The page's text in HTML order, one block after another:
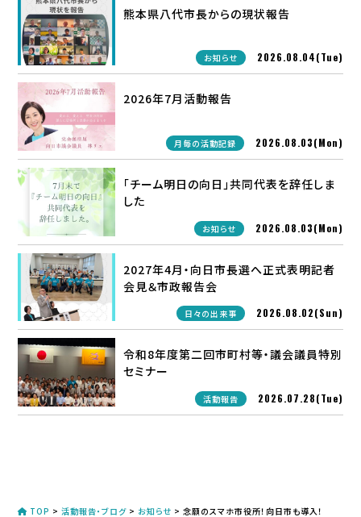
熊本県八代市長からの現状報告
お知らせ 2026.08.04(Tue)
2026年7月活動報告
月毎の活動記録 2026.08.03(Mon)
「チーム明日の向日」共同代表を辞任しま
した
お知らせ 2026.08.03(Mon)
2027年4月・向日市長選へ正式表明記者
会見＆市政報告会
日々の出来事 2026.08.02(Sun)
令和8年度第二回市町村等・議会議員特別
セミナー
活動報告 2026.07.28(Tue)
TOP >活動報告・ブログ > お知らせ >念願のスマホ市役所！向日市も導入！